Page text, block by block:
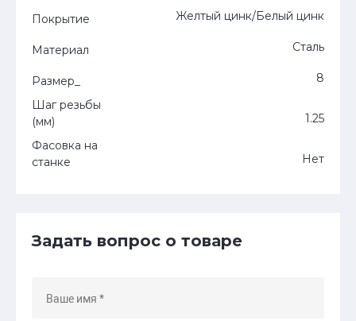
Покрытие Желтый цинк/Белый цинк
Материал Сталь
Размер_
8
Шаг резьбы
(мм)
1.25
Фасовка на
станке
Нет
Задать вопрос о товаре